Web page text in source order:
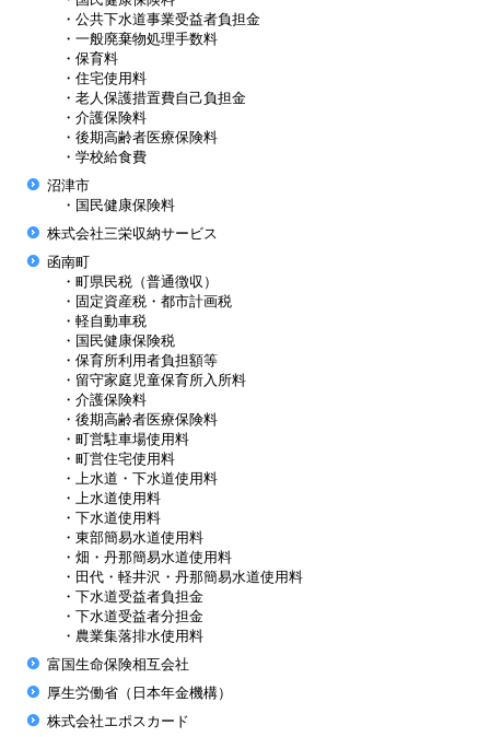
・公共下水道事業受益者負担金
・一般廃棄物処理手数料
・保育料
・住宅使用料
・老人保護措置費自己負担金
・介護保険料
・後期高齢者医療保険料
・学校給食費
沼津市
・国民健康保険料
株式会社三栄収納サービス
函南町
・町県民税（普通徴収）
・固定資産税・都市計画税
・軽自動車税
・国民健康保険税
・保育所利用者負担額等
・留守家庭児童保育所入所料
・介護保険料
・後期高齢者医療保険料
・町営駐車場使用料
・町営住宅使用料
・上水道・下水道使用料
・上水道使用料
・下水道使用料
・東部簡易水道使用料
・畑・丹那簡易水道使用料
・田代・軽井沢・丹那簡易水道使用料
・下水道受益者負担金
・下水道受益者分担金
・農業集落排水使用料
富国生命保険相互会社
厚生労働省（日本年金機構）
株式会社エポスカード